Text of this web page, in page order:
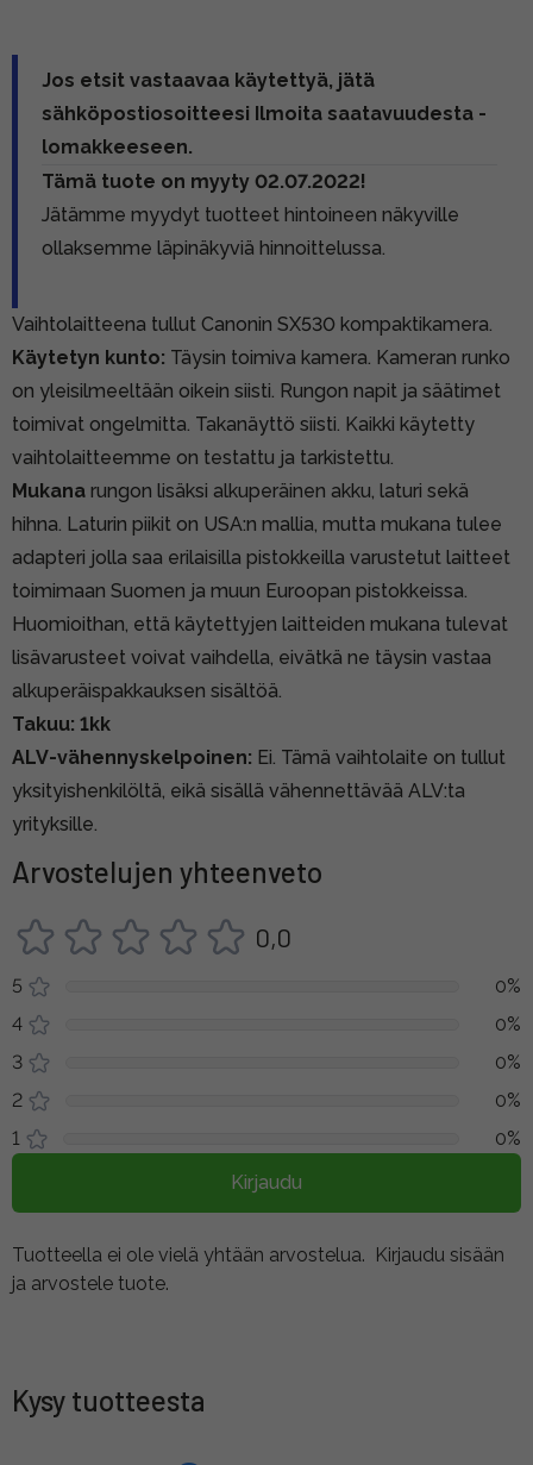
Jos etsit vastaavaa käytettyä, jätä
sähköpostiosoitteesi Ilmoita saatavuudesta -
lomakkeeseen.
Tämä tuote on myyty 02.07.2022!
Jätämme myydyt tuotteet hintoineen näkyville
ollaksemme läpinäkyviä hinnoittelussa.
Vaihtolaitteena tullut Canonin SX530 kompaktikamera.
Käytetyn kunto: Täysin toimiva kamera. Kameran runko
on yleisilmeeltään oikein siisti. Rungon napit ja säätimet
toimivat ongelmitta. Takanäyttö siisti. Kaikki käytetty
vaihtolaitteemme on testattu ja tarkistettu.
Mukana rungon lisäksi alkuperäinen akku, laturi sekä
hihna. Laturin piikit on USA:n mallia, mutta mukana tulee
adapteri jolla saa erilaisilla pistokkeilla varustetut laitteet
toimimaan Suomen ja muun Euroopan pistokkeissa.
Huomioithan, että käytettyjen laitteiden mukana tulevat
lisävarusteet voivat vaihdella, eivätkä ne täysin vastaa
alkuperäispakkauksen sisältöä.
Takuu: 1kk
ALV-vähennyskelpoinen: Ei. Tämä vaihtolaite on tullut
yksityishenkilöltä, eikä sisällä vähennettävää ALV:ta
yrityksille.
Arvostelujen yhteenveto
0,0
5
0%
4
0%
3
0%
2
0%
1
0%
Kirjaudu
Tuotteella ei ole vielä yhtään arvostelua. Kirjaudu sisään
ja arvostele tuote.
Kysy tuotteesta